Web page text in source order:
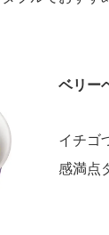
ベリー
イチゴ
感満点